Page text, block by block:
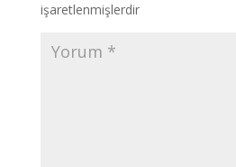
işaretlenmişlerdir